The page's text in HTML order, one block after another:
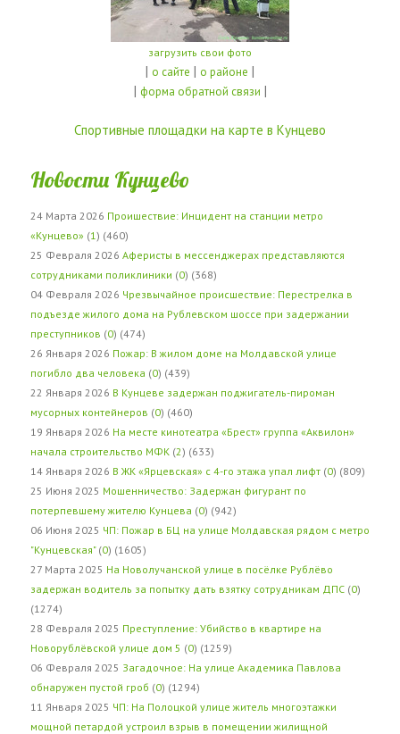
загрузить свои фото
| о сайте | о районе |
| форма обратной связи |
Спортивные площадки на карте в Кунцево
Новости Кунцево
24 Марта 2026 Проишествие: Инцидент на станции метро
«Кунцево» (1 ) (460)
25 Февраля 2026 Аферисты в мессенджерах представляются
сотрудниками поликлиники (0) (368)
04 Февраля 2026 Чрезвычайное происшествие: Перестрелка в
подъезде жилого дома на Рублевском шоссе при задержании
преступников (0) (474)
26 Января 2026 Пожар: В жилом доме на Молдавской улице
погибло два человека (0) (439)
22 Января 2026 В Кунцеве задержан поджигатель-пироман
мусорных контейнеров (0) (460)
19 Января 2026 На месте кинотеатра «Брест» группа «Аквилон»
начала строительство МФК (2) (633)
14 Января 2026 В ЖК «Ярцевская» с 4-го этажа упал лифт (0) (809)
25 Июня 2025 Мошенничество: Задержан фигурант по
потерпевшему жителю Кунцева (0) (942)
06 Июня 2025 ЧП: Пожар в БЦ на улице Молдавская рядом с метро
"Кунцевская" (0) (1605)
27 Марта 2025 На Новолучанской улице в посёлке Рублёво
задержан водитель за попытку дать взятку сотрудникам ДПС (0)
(1274)
28 Февраля 2025 Преступление: Убийство в квартире на
Новорублёвской улице дом 5 (0) (1259)
06 Февраля 2025 Загадочное: На улице Академика Павлова
обнаружен пустой гроб (0) (1294)
11 Января 2025 ЧП: На Полоцкой улице житель многоэтажки
мощной петардой устроил взрыв в помещении жилищной